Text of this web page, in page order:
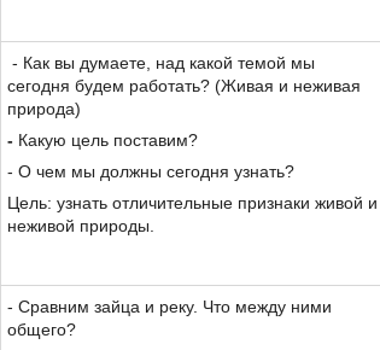
- Как вы думаете, над какой темой мы
сегодня будем работать? (Живая и неживая
природа)
- Какую цель поставим?
- О чем мы должны сегодня узнать?
Цель: узнать отличительные признаки живой и
неживой природы.
- Сравним зайца и реку. Что между ними
общего?